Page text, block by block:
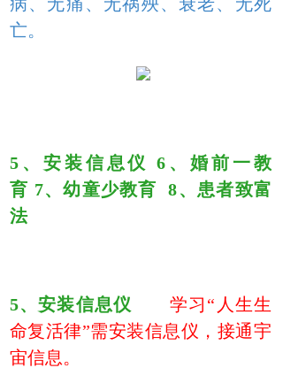
亡。
5、 安装信息仪6、婚前一教
育 7、幼童少教育8、患者致富
法
5、安装信息仪
学习“人生生
命复活律”需安装信息仪，接通宇
宙信息。